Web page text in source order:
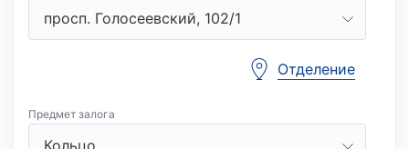
Отделение
Предмет залога